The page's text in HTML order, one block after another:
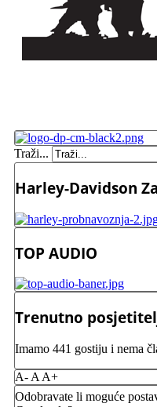
Traži...
Harley-Davidson
TOP AUDIO
Trenutno
Imamo 441 gostiju i nema
A- A A+
Odobravate li moguće